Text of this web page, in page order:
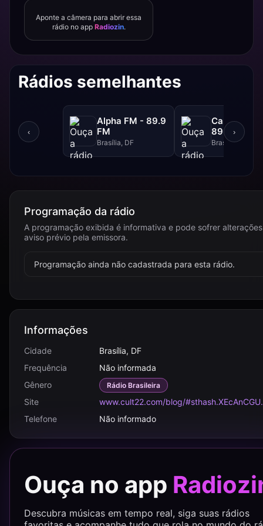
Aponte a câmera para abrir essa
rádio no app Radiozin.
Rádios semelhantes
‹
Alpha FM - 89.9
FM
Brasília, DF
Canção
89.1 FM
Brasília, DF
›
Programação da rádio
A programação exibida é informativa e pode sofrer
aviso prévio pela emissora.
Programação ainda não cadastrada para esta rádio.
Informações
Cidade
Brasília, DF
Frequência
Não informada
Gênero
Rádio Brasileira
Site
www.cult22.com/blog/
Telefone
Não informado
Ouça no app
Descubra músicas em tempo real, siga suas rádios